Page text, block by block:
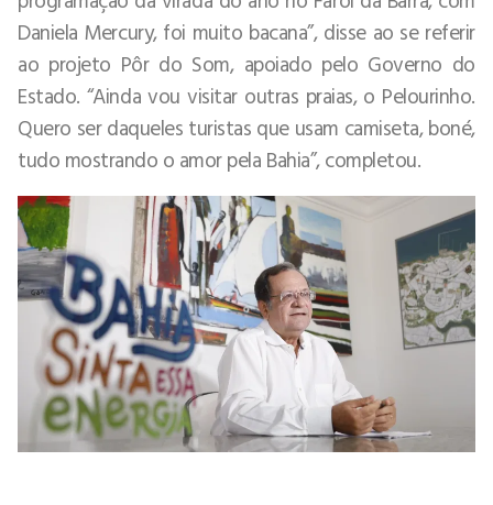
Daniela Mercury, foi muito bacana”, disse ao se referir
ao projeto Pôr do Som, apoiado pelo Governo do
Estado. “Ainda vou visitar outras praias, o Pelourinho.
Quero ser daqueles turistas que usam camiseta, boné,
tudo mostrando o amor pela Bahia”, completou.